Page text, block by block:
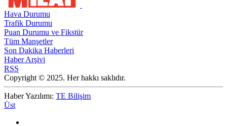
Hava Durumu
Trafik Durumu
Puan Durumu ve Fikstür
Tüm Manşetler
Son Dakika Haberleri
Haber Arşivi
RSS
Copyright © 2025. Her hakkı saklıdır.
Haber Yazılımı: TE Bilişim
Üst